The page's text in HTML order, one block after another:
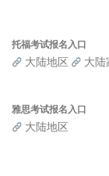
托福考试报名入口
大陆地区 大陆
雅思考试报名入口
大陆地区